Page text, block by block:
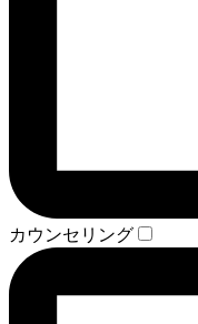
カウンセリング